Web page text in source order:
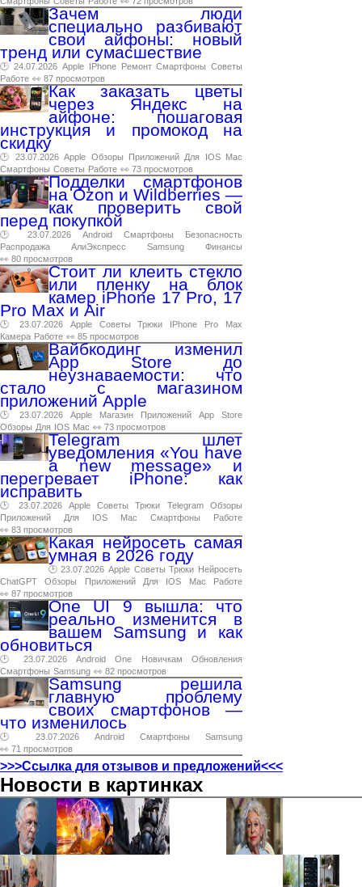
Зачем люди
специально разбивают
свои айфоны: новый
тренд или сумасшествие
🕑 24.07.2026 Apple IPhone Ремонт Смартфоны Советы
Работе 👀 87 просмотров
Как заказать цветы
через Яндекс на
айфоне: пошаговая
инструкция и промокод на
скидку
🕑 23.07.2026 Apple Обзоры Приложений Для IOS
Mac
Смартфоны Советы Работе 👀 73 просмотров
Подделки смартфонов
на Ozon и Wildberries —
как проверить свой
перед покупкой
🕑 23.07.2026 Android Смартфоны
Безопасность
Распродажа
АлиЭкспресс Samsung
Финансы
👀 80 просмотров
Стоит ли клеить стекло
или пленку на блок
камер iPhone 17 Pro, 17
Pro Max и Air
🕑 23.07.2026 Apple Советы Трюки IPhone Pro
Max
Камера Работе 👀 85 просмотров
Вайбкодинг изменил
App Store до
неузнаваемости: что
стало с магазином
приложений Apple
🕑 23.07.2026 Apple Магазин Приложений App
Store
Обзоры Для IOS Mac 👀 73 просмотров
Telegram шлет
уведомления «You have
a new message» и
перегревает iPhone: как
исправить
🕑 23.07.2026 Apple Советы Трюки Telegram
Обзоры
Приложений
Для IOS Mac Смартфоны
Работе
👀 83 просмотров
Какая нейросеть самая
умная в 2026 году
🕑 23.07.2026 Apple Советы Трюки Нейросеть
ChatGPT
Обзоры Приложений Для IOS Mac
Работе
👀 87 просмотров
One UI 9 вышла: что
реально изменится в
вашем Samsung и как
обновиться
🕑 23.07.2026 Android One Новичкам
Обновления
Смартфоны Samsung 👀 82 просмотров
Samsung решила
главную проблему
своих смартфонов —
что изменилось
🕑 23.07.2026 Android Смартфоны
Samsung
👀 71 просмотров
>>>Ссылка для отзывов и предложений<<<
Новости в картинках